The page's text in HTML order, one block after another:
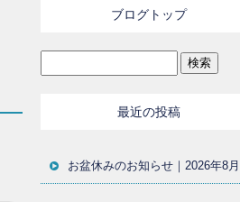
ブログトップ
最近の投稿